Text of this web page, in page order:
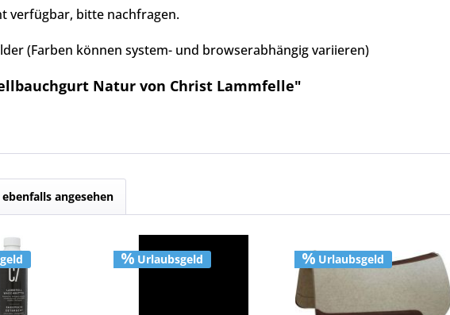
verfügbar, bitte nachfragen.
(Farben können system- und browserabhängig variieren)
Natur von Christ Lammfelle"
angesehen
Urlaubsgeld Urlaubsgeld